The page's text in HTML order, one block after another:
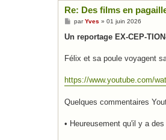
Re: Des films en
M
s
g
parYves » 01 juin 2026
Un reportage EX-CEP-
Félix et sa poule voyagent
https://www.youtube.com/
Quelques commentaires
• Heureusement qu'il y a